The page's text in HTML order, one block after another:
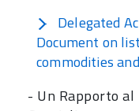
Delegated
Document on
commodities
- Un Rapporto